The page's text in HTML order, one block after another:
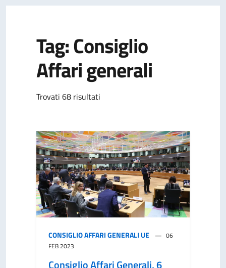
Tag: Consiglio
Affari generali
Trovati 68 risultati
CONSIGLIO AFFARI GENERALI UE
06
FEB 2023
Consiglio Affari Generali, 6